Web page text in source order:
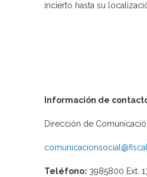
incierto hasta su
Información de
Dirección de
Teléfono: 3985800 Ext.